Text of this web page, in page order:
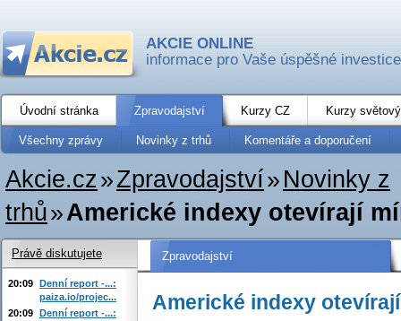
AKCIE ONLINE
informace pro Vaše úspěšné investice
Úvodní stránka Zpravodajství Kurzy CZ Kurzy
Všechny zprávy Novinky z trhů Komentáře a doporučení
Akcie.cz»Zpravodajství» Novinky z
trhů»Americké indexy otevírají
Zpravodajství
Americké indexy
Právě diskutujete
20:09 Denní report -...:
paiza.io/projec...
20:09 Denní report -...: